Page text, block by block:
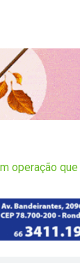
operação